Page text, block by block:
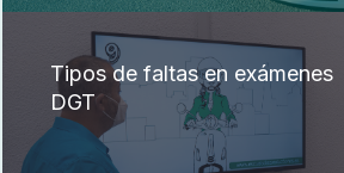
Tipos de faltas en exámenes
DGT